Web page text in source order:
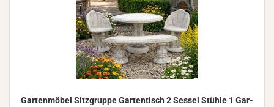
Gar­ten­mö­bel Sitz­grup­pe Gar­ten­tisch 2 Ses­sel Stüh­le 1 Gar­